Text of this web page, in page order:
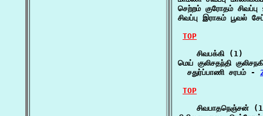
செற்றம் குரோதம்
சிவப்பு இராகம் பூவல்
TOP
    சிவபக்கி (1)
மெய் குலிசதந்தி
  சதுர்ப்பாணி சரபம் -
TOP
சிவபாதநெஞ்சன்